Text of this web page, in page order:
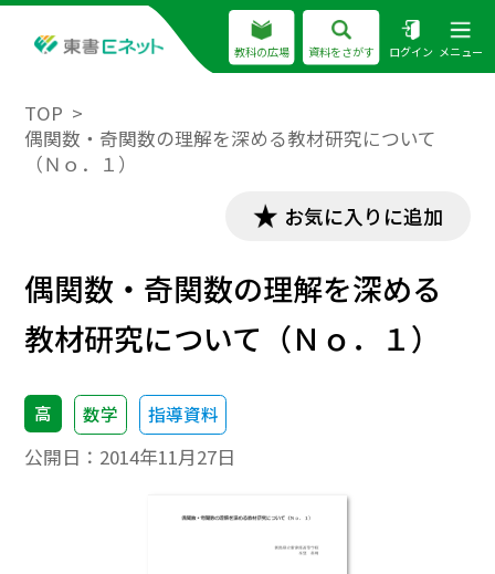
教科の広場 資料をさがす ログイン メニュー
TOP
偶関数・奇関数の理解を深める教材研究について
（Ｎｏ．１）
お気に入りに追加
偶関数・奇関数の理解を深める
教材研究について（Ｎｏ．１）
高 数学 指導資料
公開日： 2014年11月27日